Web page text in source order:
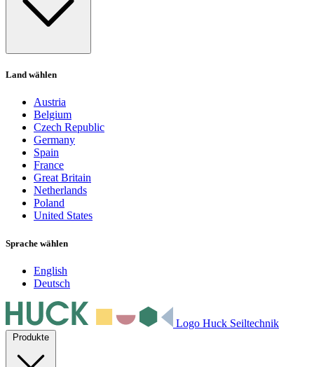
Land wählen
Austria
Belgium
Czech Republic
Germany
Spain
France
Great Britain
Netherlands
Poland
United States
Sprache wählen
English
Deutsch
Logo Huck Seiltechnik
Produkte